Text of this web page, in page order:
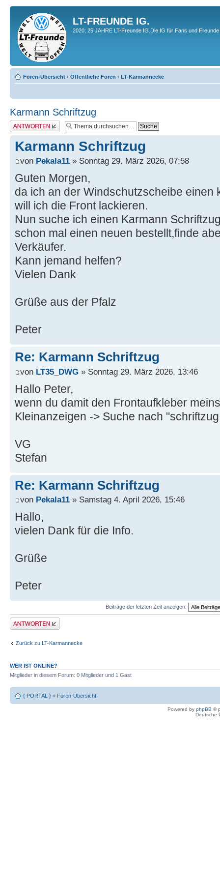
LT-FREUNDE IG.
2020; 25 JAHRE LT-Freunde IG.Die IG für Fans und
Foren-Übersicht ‹ Öffentliche Foren ‹ LT-Karmannecke
Karmann Schriftzug
Antwort erstellen
Karmann Schriftzug
von Pekala11 » Sonntag 29. März 2026, 07:58
Guten Morgen,
da ich an der Windschutzscheibe einen
will ich die Front lackieren.
Nun suche ich einen Karmann
schon mal einen neuen bestellt,finde
Verkäufer.
Kann jemand helfen?
Vielen Dank
Grüße aus der Pfalz
Peter
Re: Karmann Schriftzug
von LT35_DWG » Sonntag 29. März 2026, 13:46
Hallo Peter,
wenn du damit den Frontaufkleber
Kleinanzeigen -> Suche nach
VG
Stefan
Re: Karmann Schriftzug
von Pekala11 » Samstag 4. April 2026, 15:46
Hallo,
vielen Dank für die Info.
Grüße
Peter
Beiträge der letzten Zeit anzeigen:
Antwort erstellen
Zurück zu LT-Karmannecke
WER IST ONLINE?
Mitglieder in diesem Forum: 0 Mitglieder und 1 Gast
{ PORTAL } » Foren-Übersicht
Powered by phpBB ©
Deutsche